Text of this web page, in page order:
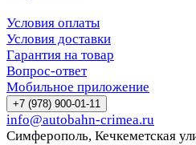
Условия оплаты
Условия доставки
Гарантия на товар
Вопрос-ответ
Мобильное приложение
+7 (978) 900-01-11
info@autobahn-crimea.ru
Симферополь, Кечкеметская